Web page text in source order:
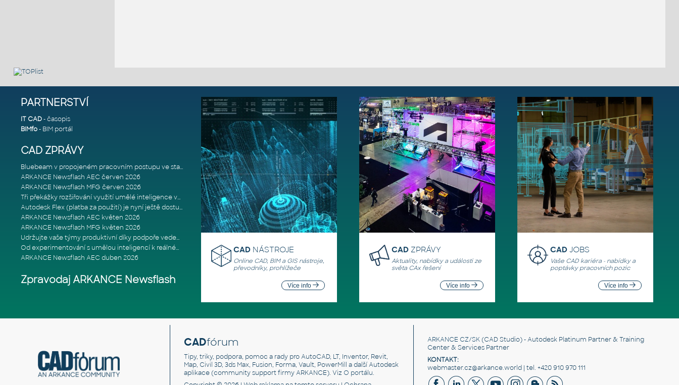
PARTNERSTVÍ
IT CAD- časopis
BIMfo- BIM portál
CAD ZPRÁVY
Bluebeam v propojeném pracovním postupu ve stavebnictví: Proč je int
ARKANCE Newsflash AEC červen 2026
ARKANCE Newsflash MFG červen 2026
Tři překážky rozšiřování využití umělé inteligence ve stavebním prům
Autodesk Flex (platba za použití) je nyní ještě dostupnější
ARKANCE Newsflash AEC květen 2026
ARKANCE Newsflash MFG květen 2026
Udržujte vaše týmy produktivní díky podpoře vedené odborníky
Od experimentování s umělou inteligencí k reálnému dopadu na podniká
ARKANCE Newsflash AEC duben 2026
Zpravodaj ARKANCE Newsflash
CAD NÁSTROJE
Online CAD, BIM a GIS nástroje,
převodníky, prohlížeče
Více info
CAD ZPRÁVY
Aktuality, nabídky a události ze
světa CAx řešení
Více info
CADJOBS
Vaše CAD kariéra - nabídky a
poptávky pracovních pozic
Více info
CADfórum
Tipy, triky, podpora, pomoc a rady pro AutoCAD, LT, Inventor, Revit,
Map, Civil 3D, 3ds Max, Fusion, Forma, Vault, PowerMill a další Autodesk
aplikace (community support firmy ARKANCE). Viz O portálu.
ARKANCE CZ/SK(CAD Studio) - Autodesk Platinum Partner & Training
Center & Services Partner
KONTAKT:
webmaster.cz@arkance.world | tel. +420 910 970 111